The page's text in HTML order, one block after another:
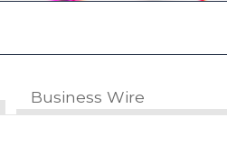
Business Wire